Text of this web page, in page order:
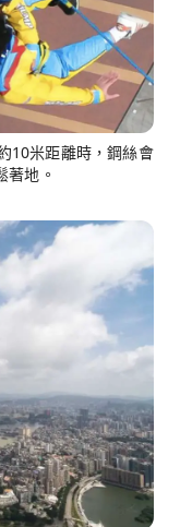
10米距離時，鋼絲會
著地。